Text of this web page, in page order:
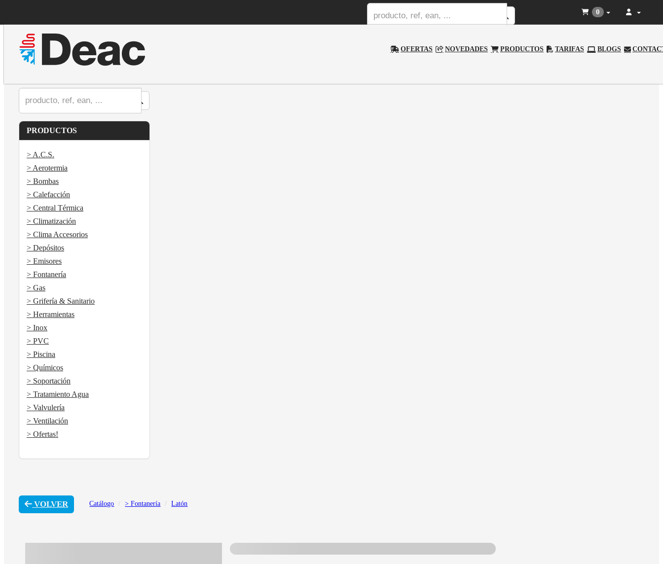
OFERTAS NOVEDADES PRODUCTOS TARIFAS BLOGS
0
PRODUCTOS
> A.C.S.
> Aerotermia
> Bombas
> Calefacción
> Central Térmica
> Climatización
> Clima Accesorios
> Depósitos
> Emisores
> Fontanería
> Gas
> Grifería & Sanitario
> Herramientas
> Inox
> PVC
> Piscina
> Químicos
> Soportación
> Tratamiento Agua
> Valvulería
> Ventilación
> Ofertas!
Catálogo > Fontanería Latón
VOLVER